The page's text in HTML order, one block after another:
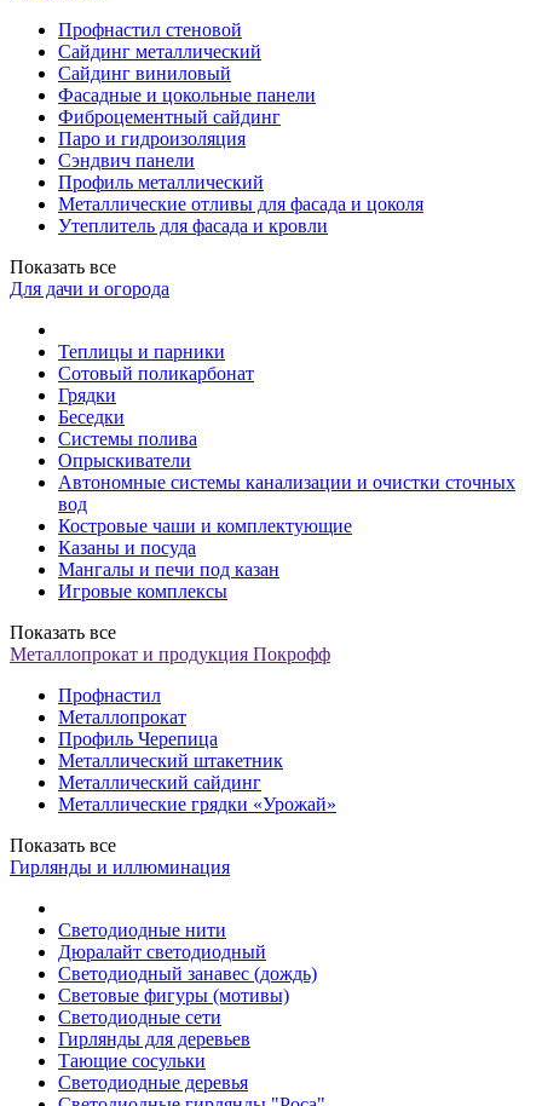
Профнастил стеновой
Сайдинг металлический
Сайдинг виниловый
Фасадные и цокольные панели
Фиброцементный сайдинг
Паро и гидроизоляция
Сэндвич панели
Профиль металлический
Металлические отливы для фасада и цоколя
Утеплитель для фасада и кровли
Показать все
Для дачи и огорода
Теплицы и парники
Сотовый поликарбонат
Грядки
Беседки
Системы полива
Опрыскиватели
Автономные системы канализации и очистки сточных
вод
Костровые чаши и комплектующие
Казаны и посуда
Мангалы и печи под казан
Игровые комплексы
Показать все
Металлопрокат и продукция Покрофф
Профнастил
Металлопрокат
Профиль Черепица
Металлический штакетник
Металлический сайдинг
Металлические грядки «Урожай»
Показать все
Гирлянды и иллюминация
Светодиодные нити
Дюралайт светодиодный
Светодиодный занавес (дождь)
Световые фигуры (мотивы)
Светодиодные сети
Гирлянды для деревьев
Тающие сосульки
Светодиодные деревья